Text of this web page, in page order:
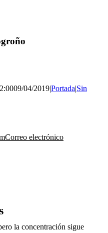
09/04/2019|Portada|Sin
Correo electrónico